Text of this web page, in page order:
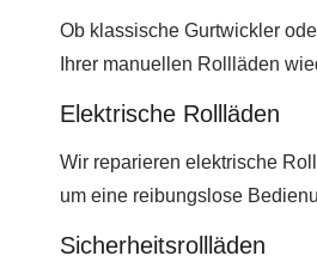
Ob klassische Gurtwickler
Ihrer manuellen Rollläden
Elektrische Rollläden
Wir reparieren elektrische
um eine reibungslose
Sicherheitsrollläden